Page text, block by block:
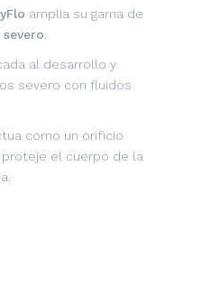
amplia su gama de
al desarrollo y
severo con fluidos
como un orificio
el cuerpo de la